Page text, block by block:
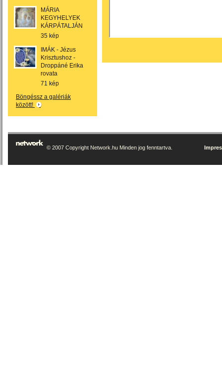
MÁRIA
KEGYHELYEK
KÁRPÁTALJÁN
35 kép
IMÁK - Jézus
Krisztushoz -
Droppáné Erika
rovata
71 kép
Böngéssz a galériák
között!
© 2007 Copyright Network.hu Minden jog fenntartva.